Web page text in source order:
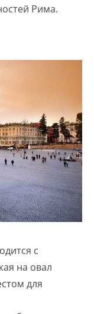
Рима.
с
на овал
для